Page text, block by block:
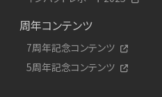
周年コンテンツ
7周年記念コンテンツ
5周年記念コンテンツ